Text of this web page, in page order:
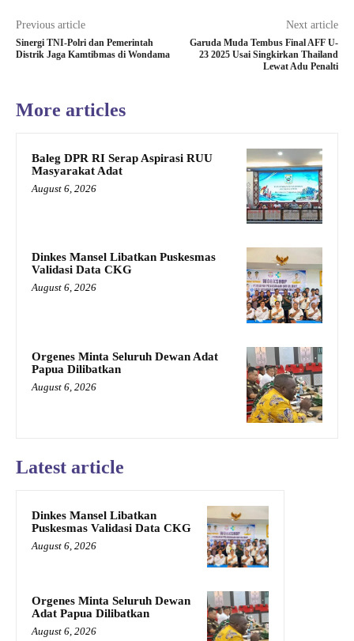
Previous article
Sinergi TNI-Polri dan Pemerintah
Distrik Jaga Kamtibmas di Wondama
Next article
Garuda Muda Tembus Final AFF U-
23 2025 Usai Singkirkan Thailand
Lewat Adu Penalti
More articles
Baleg DPR RI Serap Aspirasi RUU
Masyarakat Adat
August 6, 2026
Dinkes Mansel Libatkan Puskesmas
Validasi Data CKG
August 6, 2026
Orgenes Minta Seluruh Dewan Adat
Papua Dilibatkan
August 6, 2026
Latest article
Dinkes Mansel Libatkan
Puskesmas Validasi Data CKG
August 6, 2026
Orgenes Minta Seluruh Dewan
Adat Papua Dilibatkan
August 6, 2026